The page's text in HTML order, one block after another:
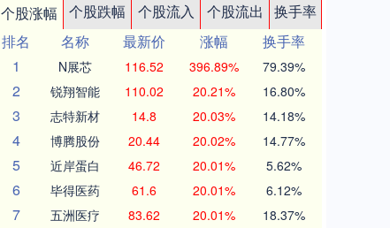
个股涨幅 个股跌幅 个股流入 个股流出
换手率
排名
名称 最新价 涨幅
换手率
1
N展芯 116.52 396.89% 79.39%
2 锐翔智能 110.02 20.21% 16.80%
3 志特新材 14.8 20.03% 14.18%
4 博腾股份 20.44 20.02% 14.77%
5 近岸蛋白 46.72 20.01% 5.62%
6 毕得医药 61.6 20.01% 6.12%
7 五洲医疗 83.62 20.01% 18.37%